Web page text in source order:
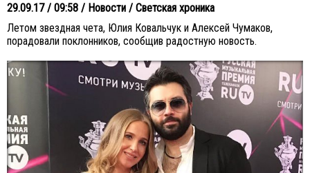
29.09.17 / 09:58 / Новости / Светская хроника
Летом звездная чета, Юлия Ковальчук и Алексей Чумаков,
порадовали поклонников, сообщив радостную новость.